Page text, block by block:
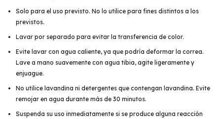
Solo para el uso previsto. No lo utilice para fines distintos a los
previstos.
Lavar por separado para evitar la transferencia de color.
Evite lavar con agua caliente, ya que podría deformar la correa.
Lave a mano suavemente con agua tibia, agite ligeramente y
enjuague.
No utilice lavandina ni detergentes que contengan lavandina. Evite
remojar en agua durante más de 30 minutos.
Suspenda su uso inmediatamente si se produce alguna reacción